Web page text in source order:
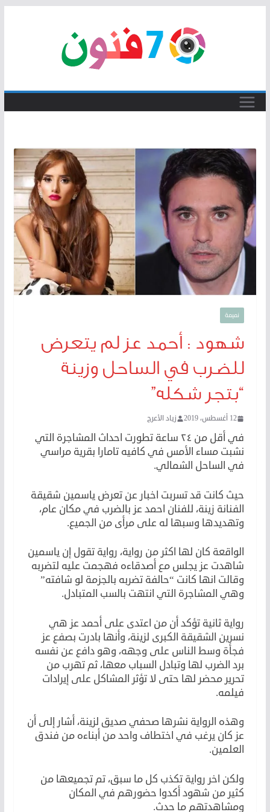
نميمة
شهود : أحمد عز لم يتعرض
للضرب في الساحل وزينة
“بتجر شكله”
12 أغسطس، 2019 زياد الأعرج
في أقل من ٢٤ ساعة تطورت احداث المشاجرة التي
نشبت مساء الأمس في كافيه تامارا بقرية مراسي
في الساحل الشمالي.
حيث كانت قد تسربت اخبار عن تعرض ياسمين شقيقة
الفنانة زينة، للفنان احمد عز بالضرب في مكان عام،
وتهديدها وسبها له على مرأى من الجميع.
الواقعة كان لها اكثر من رواية، رواية تقول إن ياسمين
شاهدت عز يجلس مع أصدقاءه فهجمت عليه لتضربه
وقالت انها كانت “حالفة تضربه بالجزمة لو شافته”
وهي المشاجرة التي انتهت بالسب المتبادل.
رواية ثانية تؤكد أن من اعتدى على أحمد عز هي
نسرين الشقيقة الكبرى لزينة، وأنها بادرت بصفع عز
فجأة وسط الناس على وجهه، وهو دافع عن نفسه
برد الضرب لها وتبادل السباب معها، ثم تهرب من
تحرير محضر لها حتى لا تؤثر المشاكل على إيرادات
فيلمه.
وهذه الرواية نشرها صحفي صديق لزينة، أشار إلى أن
عز كان يرغب في اختطاف واحد من أبناءه من فندق
العلمين.
ولكن اخر رواية تكذب كل ما سبق، تم تجميعها من
كثير من شهود أكدوا حضورهم في المكان
ومشاهدتهم ما حدث.